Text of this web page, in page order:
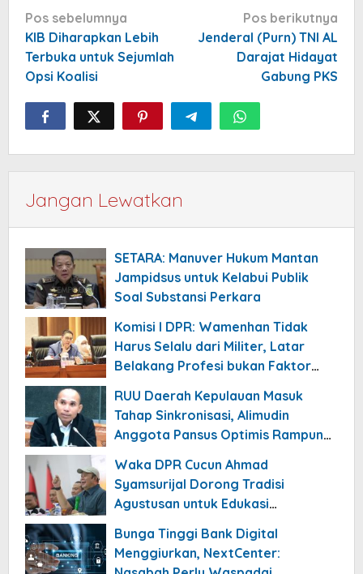
Navigasi
pos
Pos sebelumnya
KIB Diharapkan Lebih
Terbuka untuk Sejumlah
Opsi Koalisi
Pos berikutnya
Jenderal (Purn) TNI AL
Darajat Hidayat
Gabung PKS
Jangan Lewatkan
SETARA: Manuver Hukum Mantan
Jampidsus untuk Kelabui Publik
Soal Substansi Perkara
Komisi I DPR: Wamenhan Tidak
Harus Selalu dari Militer, Latar
Belakang Profesi bukan Faktor
RUU Daerah Kepulauan Masuk
Tahap Sinkronisasi, Alimudin
Anggota Pansus Optimis Rampung
Waka DPR Cucun Ahmad
Syamsurijal Dorong Tradisi
Agustusan untuk Edukasi
Bunga Tinggi Bank Digital
Menggiurkan, NextCenter: